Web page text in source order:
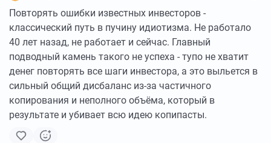
Повторять ошибки известных инвесторов -
классический путь в пучину идиотизма. Не работало
40 лет назад, не работает и сейчас. Главный
подводный камень такого не успеха - тупо не хватит
денег повторять все шаги инвестора, а это выльется в
сильный общий дисбаланс из-за частичного
копирования и неполного объёма, который в
результате и убивает всю идею копипасты.